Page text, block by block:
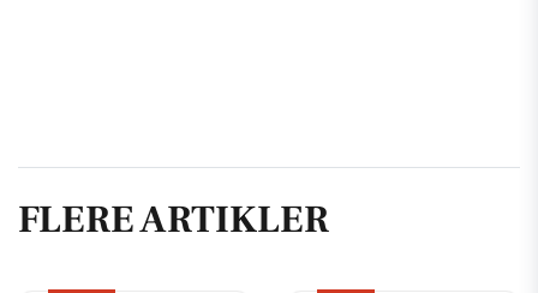
FLERE ARTIKLER